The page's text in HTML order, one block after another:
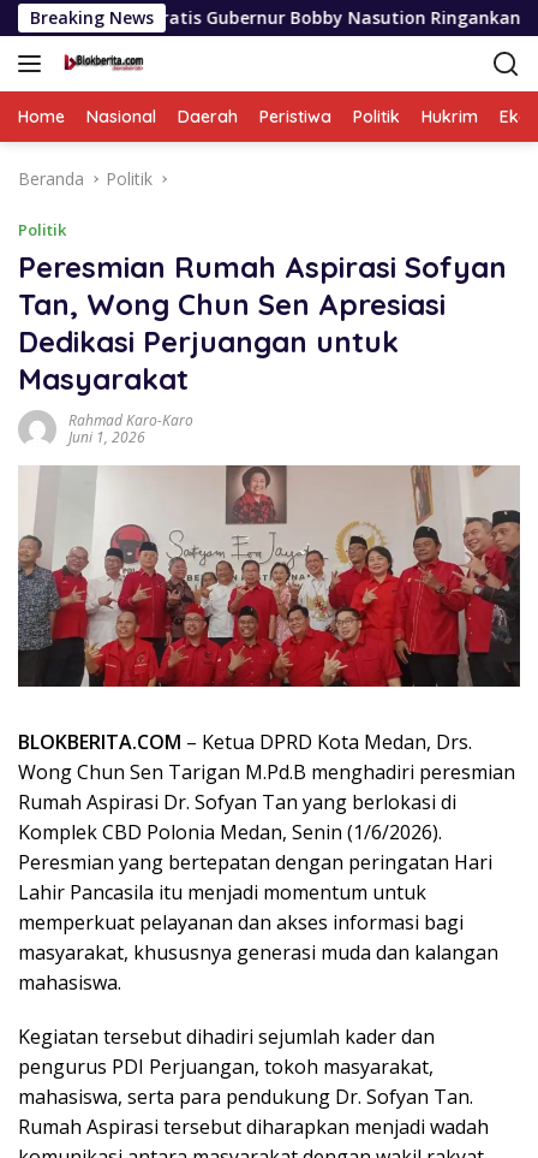
Langsung
ke
konten
Breaking News
Gubernur Bobby Nasution Ringankan Beban Orang Tua
Home Nasional Daerah Peristiwa Politik Hukrim
Beranda Politik
Politik
Peresmian Rumah Aspirasi Sofyan
Tan, Wong Chun Sen Apresiasi
Dedikasi Perjuangan untuk
Masyarakat
Rahmad Karo-Karo
Juni 1, 2026
BLOKBERITA.COM – Ketua DPRD Kota Medan, Drs.
Wong Chun Sen Tarigan M.Pd.B menghadiri peresmian
Rumah Aspirasi Dr. Sofyan Tan yang berlokasi di
Komplek CBD Polonia Medan, Senin (1/6/2026).
Peresmian yang bertepatan dengan peringatan Hari
Lahir Pancasila itu menjadi momentum untuk
memperkuat pelayanan dan akses informasi bagi
masyarakat, khususnya generasi muda dan kalangan
mahasiswa.
Kegiatan tersebut dihadiri sejumlah kader dan
pengurus PDI Perjuangan, tokoh masyarakat,
mahasiswa, serta para pendukung Dr. Sofyan Tan.
Rumah Aspirasi tersebut diharapkan menjadi wadah